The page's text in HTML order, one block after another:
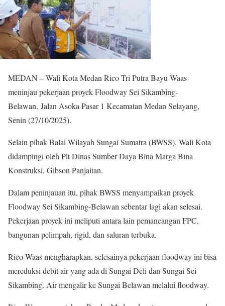
MEDAN – Wali Kota Medan Rico Tri Putra Bayu Waas
meninjau pekerjaan proyek Floodway Sei Sikambing-
Belawan, Jalan Asoka Pasar 1 Kecamatan Medan Selayang,
Senin (27/10/2025).
Selain pihak Balai Wilayah Sungai Sumatra (BWSS), Wali Kota
didampingi oleh Plt Dinas Sumber Daya Bina Marga Bina
Konstruksi, Gibson Panjaitan.
Dalam peninjauan itu, pihak BWSS menyampaikan proyek
Floodway Sei Sikambing-Belawan sebentar lagi akan selesai.
Pekerjaan proyek ini meliputi antara lain pemancangan FPC,
bangunan pelimpah, rigid, dan saluran terbuka.
Rico Waas mengharapkan, selesainya pekerjaan floodway ini bisa
mereduksi debit air yang ada di Sungai Deli dan Sungai Sei
Sikambing. Air mengalir ke Sungai Belawan melalui floodway.